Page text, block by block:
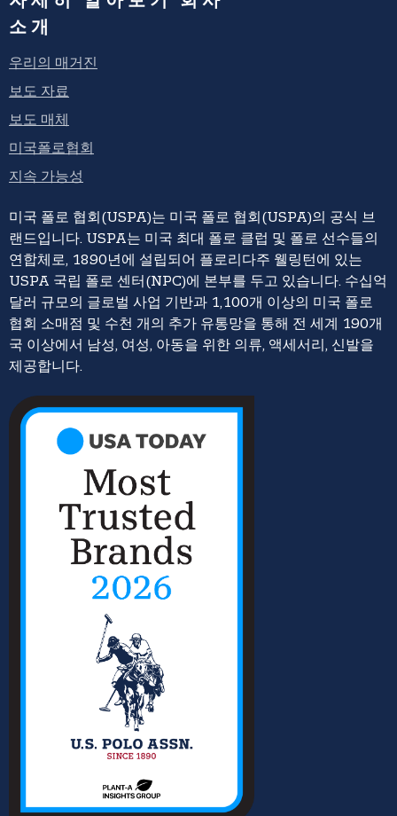
소개
우리의 매거진
보도 자료
보도 매체
미국폴로협회
지속 가능성
미국 폴로 협회(USPA)는 미국 폴로 협회(USPA)의 공식 브
랜드입니다. USPA는 미국 최대 폴로 클럽 및 폴로 선수들의
연합체로, 1890년에 설립되어 플로리다주 웰링턴에 있는
USPA 국립 폴로 센터(NPC)에 본부를 두고 있습니다. 수십억
달러 규모의 글로벌 사업 기반과 1,100개 이상의 미국 폴로
협회 소매점 및 수천 개의 추가 유통망을 통해 전 세계 190개
국 이상에서 남성, 여성, 아동을 위한 의류, 액세서리, 신발을
제공합니다.